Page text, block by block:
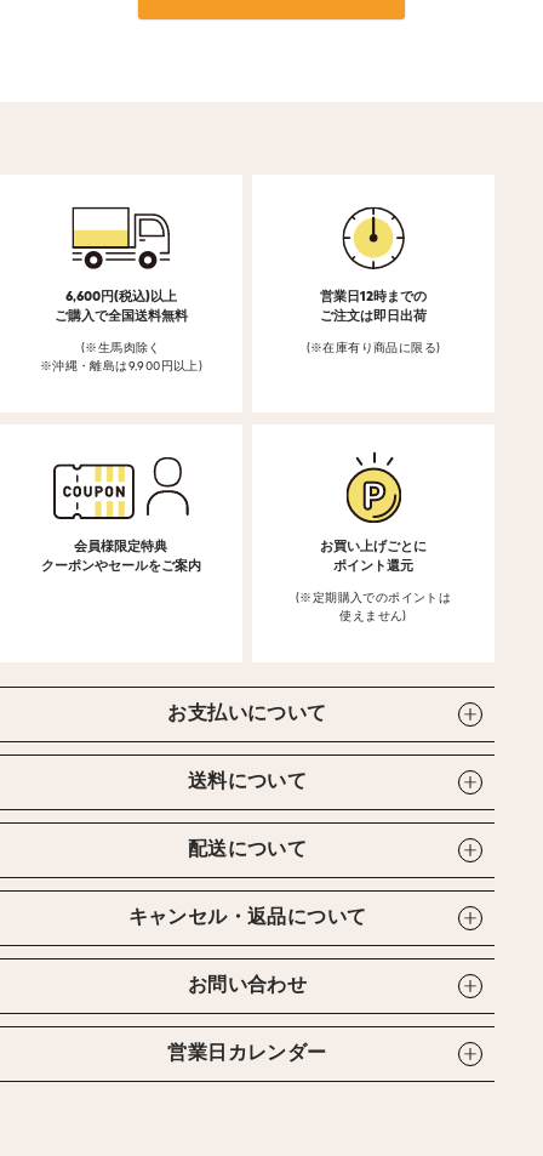
6,600円(税込)以上
ご購入で全国送料無料
(※生馬肉除く
※沖縄・離島は9,900円以上)
営業日12時までの
ご注文は即日出荷
(※在庫有り商品に限る)
会員様限定特典
クーポンやセールをご案内
お買い上げごとに
ポイント還元
(※定期購入でのポイントは
使えません)
お支払いについて
送料について
配送について
キャンセル・返品について
お問い合わせ
営業日カレンダー